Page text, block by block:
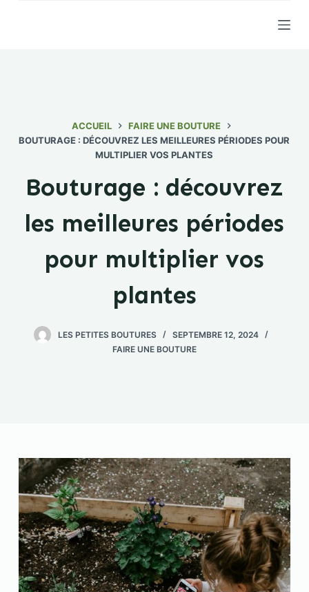
u
ACCUEIL
FAIRE UNE BOUTURE
BOUTURAGE : DÉCOUVREZ LES MEILLEURES PÉRIODES POUR
MULTIPLIER VOS PLANTES
Bouturage : découvrez
les meilleures périodes
pour multiplier vos
plantes
LES PETITES BOUTURES
SEPTEMBRE 12, 2024
FAIRE UNE BOUTURE